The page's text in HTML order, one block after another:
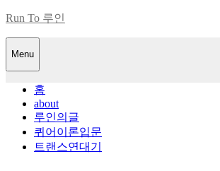
Skip
content
Run To 루인
Menu
홈
about
루인의글
퀴어이론입문
트랜스연대기